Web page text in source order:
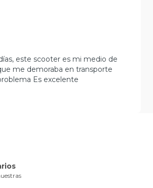
este scooter es mi medio de
me demoraba en transporte
Es excelente